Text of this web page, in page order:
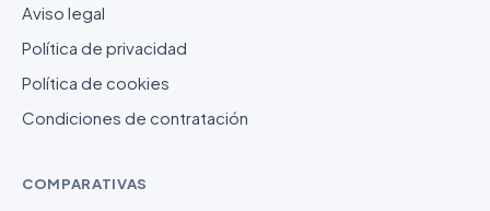
Aviso legal
Política de privacidad
Política de cookies
Condiciones de contratación
COMPARATIVAS